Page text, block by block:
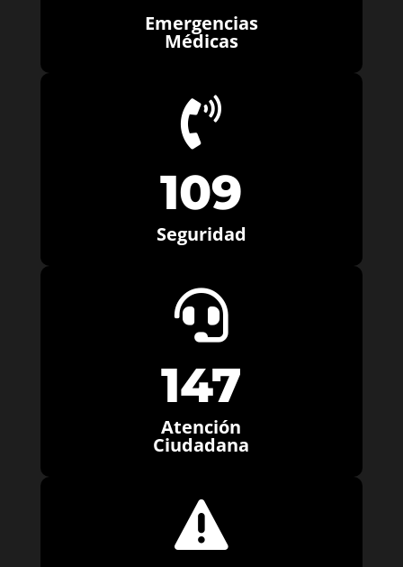
Emergencias
Médicas

109
Seguridad

147
Atención
Ciudadana
